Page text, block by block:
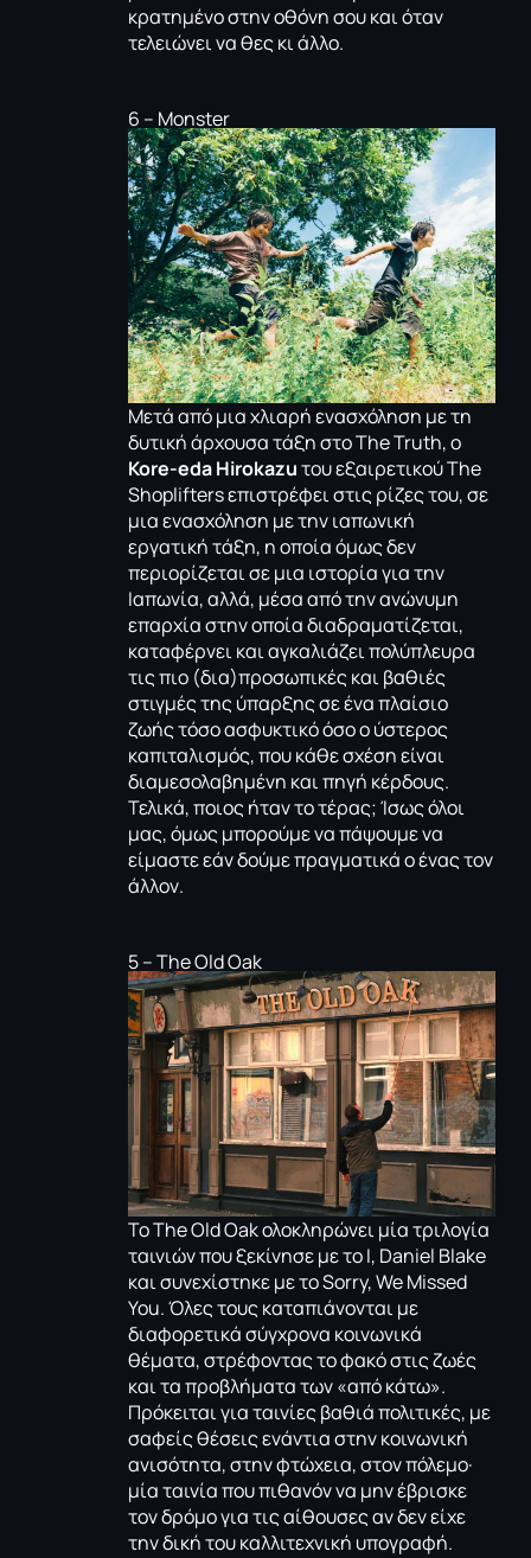
κρατημένο στην οθόνη σου και όταν
τελειώνει να θες κι άλλο.
6 – Monster
Μετά από μια χλιαρή ενασχόληση με τη
δυτική άρχουσα τάξη στοΤhe Truth, ο
Kore-eda Hirokazuτου εξαιρετικούThe
Shopliftersεπιστρέφει στις ρίζες του, σε
μια ενασχόληση με την ιαπωνική
εργατική τάξη, η οποία όμως δεν
περιορίζεται σε μια ιστορία για την
Ιαπωνία, αλλά, μέσα από την ανώνυμη
επαρχία στην οποία διαδραματίζεται,
καταφέρνει και αγκαλιάζει πολύπλευρα
τις πιο (δια)προσωπικές και βαθιές
στιγμές της ύπαρξης σε ένα πλαίσιο
ζωής τόσο ασφυκτικό όσο ο ύστερος
καπιταλισμός, που κάθε σχέση είναι
διαμεσολαβημένη και πηγή κέρδους.
Τελικά, ποιος ήταν το τέρας; Ίσως όλοι
μας, όμως μπορούμε να πάψουμε να
είμαστε εάν δούμε πραγματικά ο ένας τον
άλλον.
5 – The Old Oak
Το The Old Oak ολοκληρώνει μία τριλογία
ταινιών που ξεκίνησε με το I, Daniel Blake
και συνεχίστηκε με τοSorry, We Missed
You. Όλες τους καταπιάνονται με
διαφορετικά σύγχρονα κοινωνικά
θέματα, στρέφοντας το φακό στις ζωές
και τα προβλήματα των «από κάτω».
Πρόκειται για ταινίες βαθιά πολιτικές, με
σαφείς θέσεις ενάντια στην κοινωνική
ανισότητα, στην φτώχεια, στον πόλεμο·
μία ταινία που πιθανόν να μην έβρισκε
τον δρόμο για τις αίθουσες αν δεν είχε
την δική του καλλιτεχνική υπογραφή.